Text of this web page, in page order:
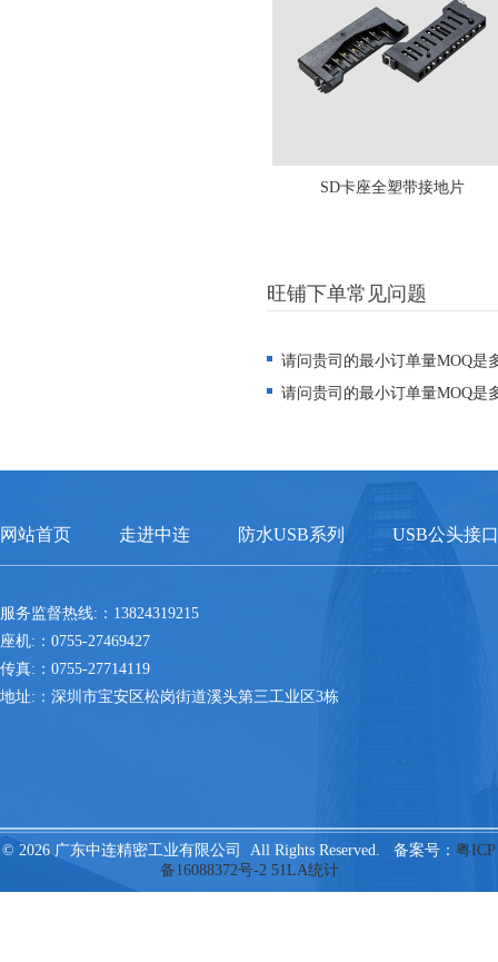
SD卡座全塑带接地片
旺铺下单常见问题
请问贵司的最小订单量MOQ是
请问贵司的最小订单量MOQ是
网站首页 走进中连 防水USB系列 USB公头接口
服务监督热线:：13824319215
座机:：0755-27469427
传真:：0755-27714119
地址:：深圳市宝安区松岗街道溪头第三工业区3栋
© 2026 广东中连精密工业有限公司 All Rights Reserved. 备案号： 粤ICP
备16088372号-2 51LA统计